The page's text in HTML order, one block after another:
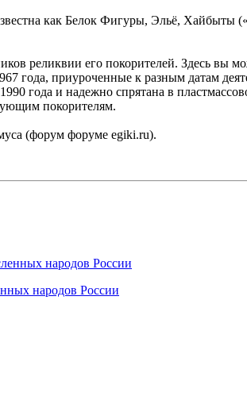
как Белок Фигуры, Эльё, Хайбыты
реликвии его покорителей. Здесь вы
года, приуроченные к разным датам
года и надежно спрятана в
покорителям.
(форум форуме egiki.ru).
народов России